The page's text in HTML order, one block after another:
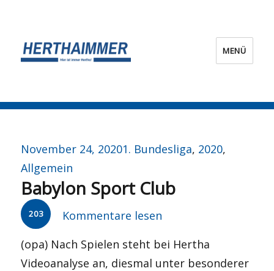
MENÜ
Veröffentlicht
am
November 24, 2020Kategorien
1. Bundesliga, 2020,
Allgemein
Babylon Sport Club
203
Kommentare lesen
(opa) Nach Spielen steht bei Hertha
Videoanalyse an, diesmal unter besonderer